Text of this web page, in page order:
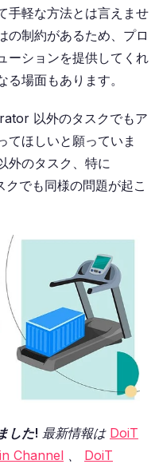
手軽な方法とは言えませ
の制約があるため、プロ
ーションを提供してくれ
場面もあります。
以外のタスクでもア
てほしいと願っていま
外のタスク、特に
でも同様の問題が起こ
した! 最新情報は DoiT
Channel 、
DoiT